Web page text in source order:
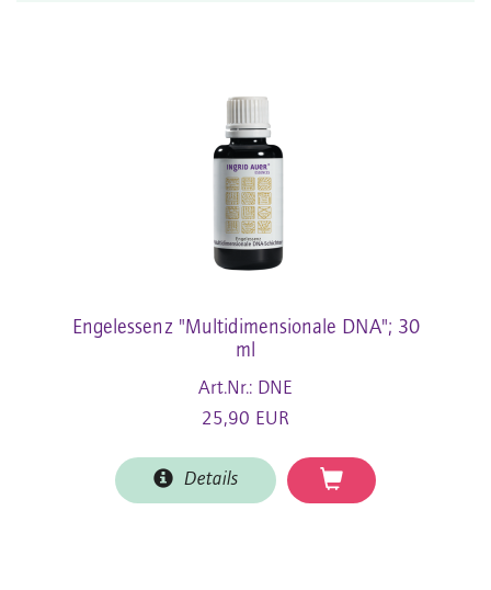
Engelessenz "Multidimensionale DNA"; 30
ml
Art.Nr.: DNE
25,90 EUR
Details